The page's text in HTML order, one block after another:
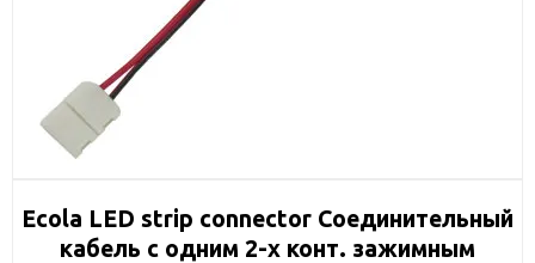
Ecola LED strip connector Соединительный
кабель с одним 2-х конт. зажимным